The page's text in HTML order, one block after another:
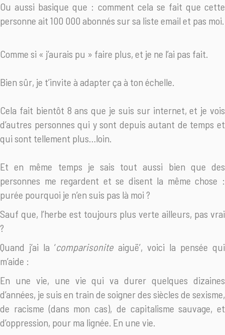
Ou aussi basique que : comment cela se fait que cette
personne ait 100 000 abonnés sur sa liste email et pas moi.
Comme si « j’aurais pu » faire plus, et je ne l’ai pas fait.
Bien sûr, je t’invite à adapter ça à ton échelle.
Cela fait bientôt 8 ans que je suis sur internet, et je vois
d’autres personnes qui y sont depuis autant de temps et
qui sont tellement plus…loin.
Et en même temps je sais tout aussi bien que des
personnes me regardent et se disent la même chose :
purée pourquoi je n’en suis pas là moi ?
Sauf que, l’herbe est toujours plus verte ailleurs, pas vrai
?
Quand j’ai la ‘comparisoniteaiguë’, voici la pensée qui
m’aide :
En une vie, une vie qui va durer quelques dizaines
d’années, je suis en train de soigner des siècles de sexisme,
de racisme (dans mon cas), de capitalisme sauvage, et
d’oppression, pour ma lignée. En une vie.